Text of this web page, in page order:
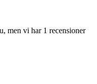
men vi har 1 recensioner